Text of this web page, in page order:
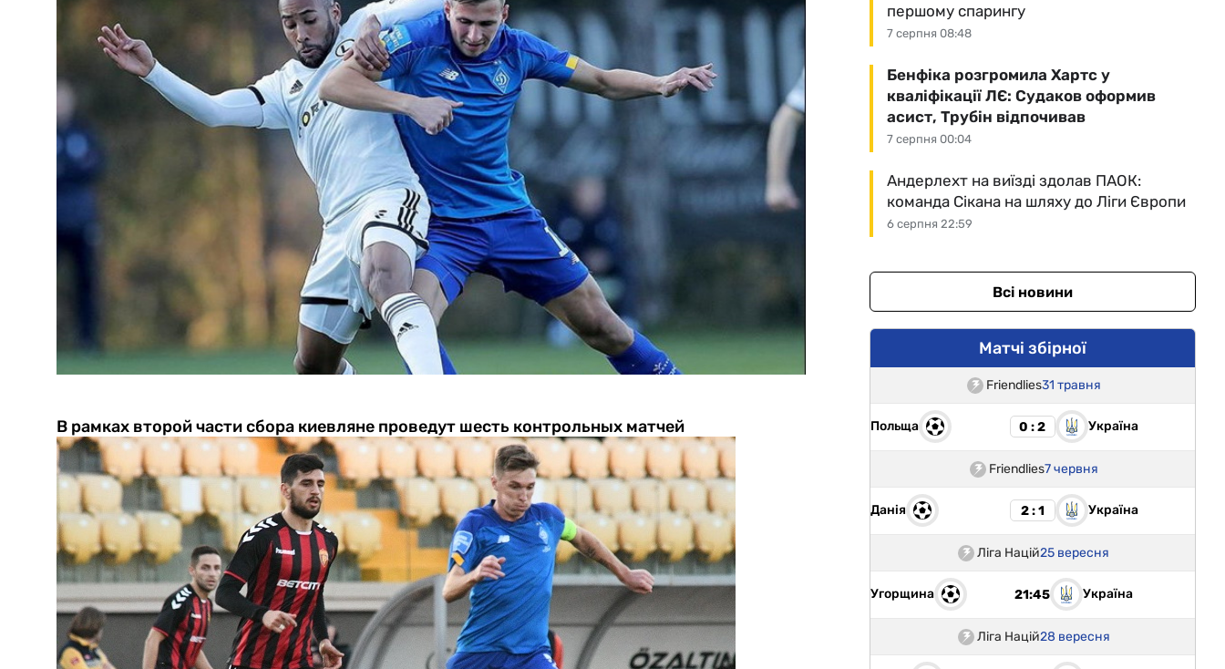
В рамках второй части сбора киевляне проведут шесть контрольных матчей
7 серпня 08:48
першому спарингу
7 серпня 00:04
Бенфіка розгромила Хартс у
кваліфікації ЛЄ: Судаков оформив
асист, Трубін відпочивав
6 серпня 22:59
Андерлехт на виїзді здолав ПАОК:
команда Сікана на шляху до Ліги Європи
Всі новини
Матчі збірної
Friendlies31 травня
Польща 0 : 2 Україна
Friendlies7 червня
Данія 2 : 1 Україна
Ліга Націй25 вересня
Угорщина 21:45 Україна
Ліга Націй28 вересня